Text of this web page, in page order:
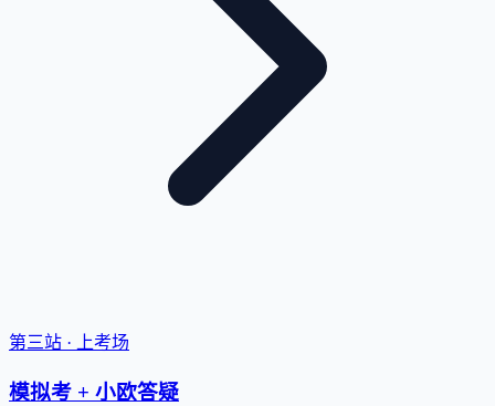
第三站 · 上考场
模拟考 + 小欧答疑